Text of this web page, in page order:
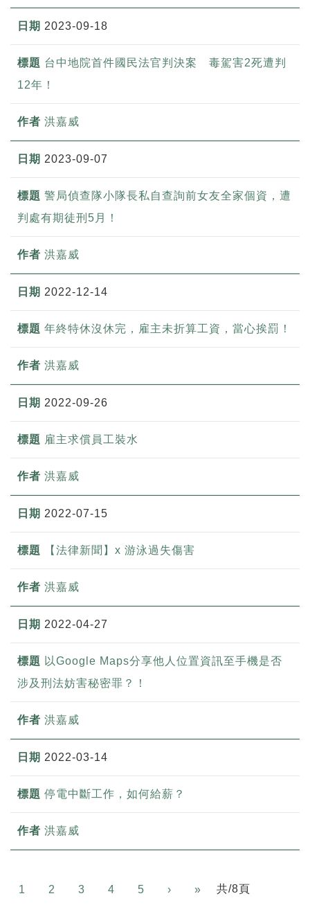
2023-09-18
台中地院首件國民法官判決案 毒駕害2死遭判
12年！
洪嘉威
2023-09-07
警局偵查隊小隊長私自查詢前女友全家個資，遭
判處有期徒刑5月！
洪嘉威
2022-12-14
年終特休沒休完，雇主未折算工資，當心挨罰！
洪嘉威
2022-09-26
雇主求償員工裝水
洪嘉威
2022-07-15
【法律新聞】x 游泳過失傷害
洪嘉威
2022-04-27
以Google Maps分享他人位置資訊至手機是否
涉及刑法妨害秘密罪？！
洪嘉威
2022-03-14
停電中斷工作，如何給薪？
洪嘉威
1 2 3 4 5 › » Next共/8頁